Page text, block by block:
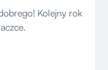
Kolejny rok